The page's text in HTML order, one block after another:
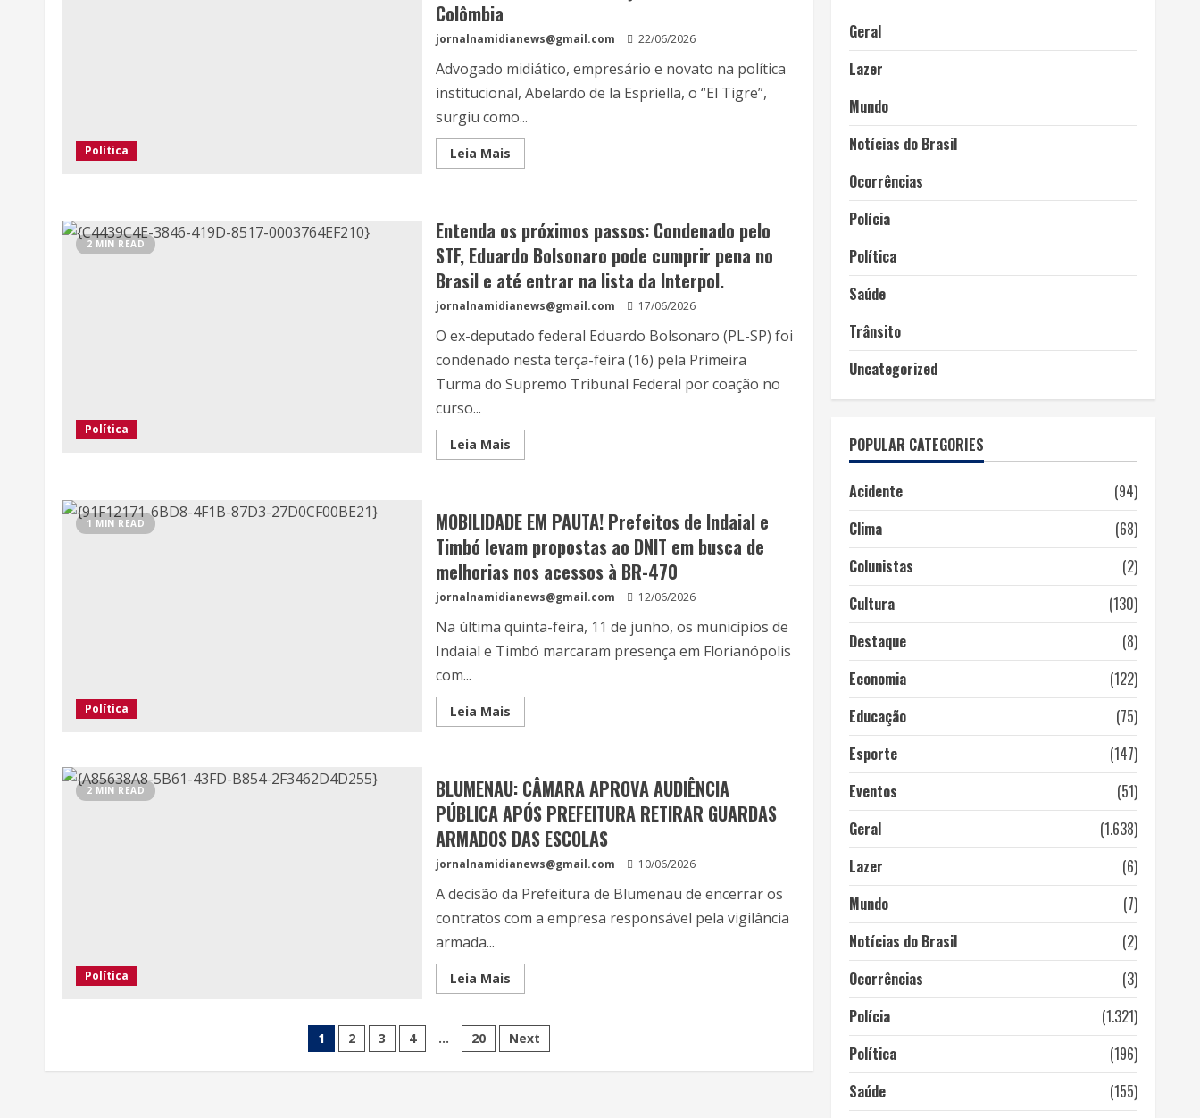
Política
Colômbia
jornalnamidianews@gmail.com 22/06/2026
Advogado midiático, empresário e novato na política
institucional, Abelardo de la Espriella, o “El Tigre”,
surgiu como...
Leia Mais
2 MIN READ
Política
Entenda os próximos passos: Condenado pelo
STF, Eduardo Bolsonaro pode cumprir pena no
Brasil e até entrar na lista da Interpol.
jornalnamidianews@gmail.com 17/06/2026
O ex-deputado federal Eduardo Bolsonaro (PL-SP) foi
condenado nesta terça-feira (16) pela Primeira
Turma do Supremo Tribunal Federal por coação no
curso...
Leia Mais
1 MIN READ
Política
MOBILIDADE EM PAUTA! Prefeitos de Indaial e
Timbó levam propostas ao DNIT em busca de
melhorias nos acessos à BR-470
jornalnamidianews@gmail.com 12/06/2026
Na última quinta-feira, 11 de junho, os municípios de
Indaial e Timbó marcaram presença em Florianópolis
com...
Leia Mais
2 MIN READ
Política
BLUMENAU: CÂMARA APROVA AUDIÊNCIA
PÚBLICA APÓS PREFEITURA RETIRAR GUARDAS
ARMADOS DAS ESCOLAS
jornalnamidianews@gmail.com 10/06/2026
A decisão da Prefeitura de Blumenau de encerrar os
contratos com a empresa responsável pela vigilância
armada...
Leia Mais
1 2 3 4 … 20 Next
Geral
Lazer
Mundo
Notícias do Brasil
Ocorrências
Polícia
Política
Saúde
Trânsito
Uncategorized
POPULAR CATEGORIES
Acidente
(94)
Clima
(68)
Colunistas
(2)
Cultura
(130)
Destaque
(8)
Economia
(122)
Educação
(75)
Esporte
(147)
Eventos
(51)
Geral
(1.638)
Lazer
(6)
Mundo
(7)
Notícias do Brasil
(2)
Ocorrências
(3)
Polícia
(1.321)
Política
(196)
Saúde
(155)